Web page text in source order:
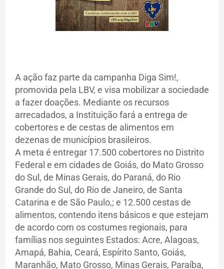
A ação faz parte da campanha Diga Sim!,
promovida pela LBV, e visa mobilizar a sociedade
a fazer doações. Mediante os recursos
arrecadados, a Instituição fará a entrega de
cobertores e de cestas de alimentos em
dezenas de municípios brasileiros.
A meta é entregar 17.500 cobertores no Distrito
Federal e em cidades de Goiás, do Mato Grosso
do Sul, de Minas Gerais, do Paraná, do Rio
Grande do Sul, do Rio de Janeiro, de Santa
Catarina e de São Paulo,; e 12.500 cestas de
alimentos, contendo itens básicos e que estejam
de acordo com os costumes regionais, para
famílias nos seguintes Estados: Acre, Alagoas,
Amapá, Bahia, Ceará, Espírito Santo, Goiás,
Maranhão, Mato Grosso, Minas Gerais, Paraíba,